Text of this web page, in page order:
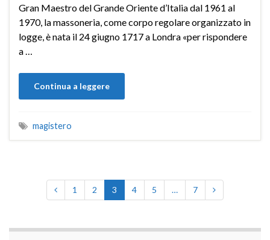
Gran Maestro del Grande Oriente d’Italia dal 1961 al
1970, la massoneria, come corpo regolare organizzato in
logge, è nata il 24 giugno 1717 a Londra «per rispondere
a …
Continua a leggere
magistero
1 2 3 4 5 … 7